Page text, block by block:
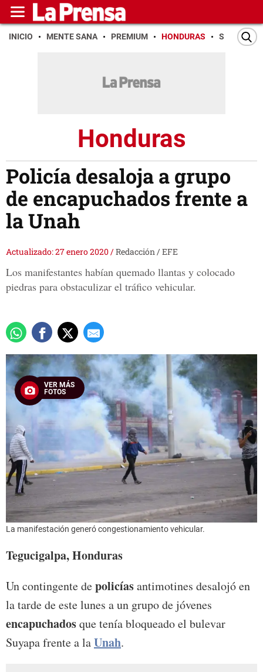
INICIO MENTE SANA PREMIUM HONDURAS SAN PEDRO
Honduras
Policía desaloja a grupo
de encapuchados frente a
la Unah
Actualizado: 27 enero 2020/Redacción / EFE
Los manifestantes habían quemado llantas y colocado
piedras para obstaculizar el tráfico vehicular.
VER MÁS
FOTOS
La manifestación generó congestionamiento vehicular.
Tegucigalpa, Honduras
Un contingente depolicíasantimotines desalojó en
la tarde de este lunes a un grupo de jóvenes
encapuchadosque tenía bloqueado el bulevar
Suyapa frente a laUnah.